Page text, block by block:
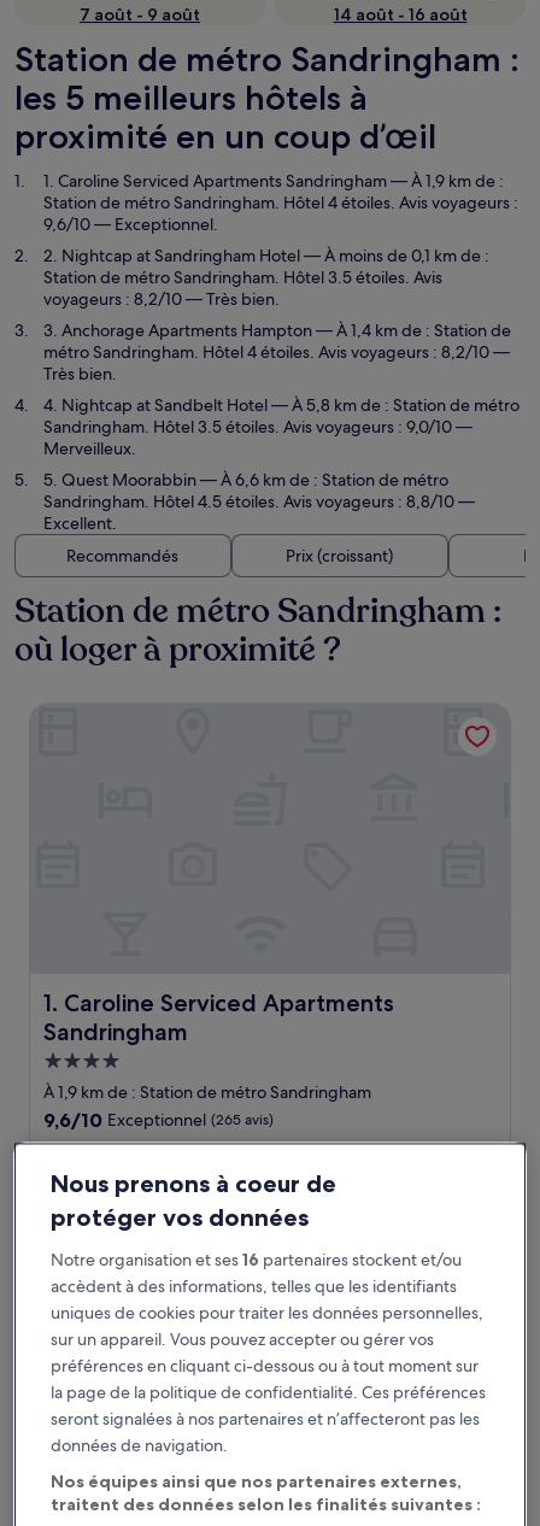
7 août - 9 août
14 août - 16 août
Station de métro Sandringham :
les 5 meilleurs hôtels à
proximité en un coup d’œil
1. Caroline Serviced Apartments Sandringham— À 1,9 km de :
Station de métro Sandringham. Hôtel 4 étoiles. Avis voyageurs :
9,6/10 — Exceptionnel.
2. Nightcap at Sandringham Hotel— À moins de 0,1 km de :
Station de métro Sandringham. Hôtel 3.5 étoiles. Avis
voyageurs : 8,2/10 — Très bien.
3. Anchorage Apartments Hampton— À 1,4 km de : Station de
métro Sandringham. Hôtel 4 étoiles. Avis voyageurs : 8,2/10 —
Très bien.
4. Nightcap at Sandbelt Hotel— À 5,8 km de : Station de métro
Sandringham. Hôtel 3.5 étoiles. Avis voyageurs : 9,0/10 —
Merveilleux.
5. Quest Moorabbin— À 6,6 km de : Station de métro
Sandringham. Hôtel 4.5 étoiles. Avis voyageurs : 8,8/10 —
Excellent.
Recommandés
Prix (croissant)
Station de métro Sandringham :
où loger à proximité ?
1. Caroline Serviced Apartments
Sandringham
Caroline Serviced Apartments Sandringham
Hébergement
4.0 étoiles
À 1,9 km de : Station de métro Sandringham
9.6
sur
Exceptionnel,
(265 avis)
9,6/10 Exceptionnel (265 avis)
125 €
Nightcap at Sandringham Hotel
Nous prenons à coeur de
protéger vos données
Notre organisation et ses16 partenaires stockent et/ou
accèdent à des informations, telles que les identifiants
uniques de cookies pour traiter les données personnelles,
sur un appareil. Vous pouvez accepter ou gérer vos
préférences en cliquant ci-dessous ou à tout moment sur
la page de la politique de confidentialité. Ces préférences
seront signalées à nos partenaires et n’affecteront pas les
données de navigation.
Nos équipes ainsi que nos partenaires externes,
traitent des données selon les finalités suivantes :